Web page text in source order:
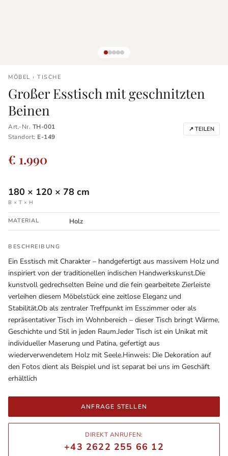
MÖBEL › TISCHE
Großer Esstisch mit geschnitzten
Beinen
Art.-Nr. TH-001
Standort: E-149
↗ TEILEN
€ 1.990
180 × 120 × 78 cm
B × T × H
MATERIAL Holz
BESCHREIBUNG
Ein Esstisch mit Charakter – handgefertigt aus massivem Holz und
inspiriert von der traditionellen indischen Handwerkskunst.Die
kunstvoll gedrechselten Beine und die fein gearbeitete Zierleiste
verleihen diesem Möbelstück eine zeitlose Eleganz und
Stabilität.Ob als zentraler Treffpunkt im Esszimmer oder als
repräsentativer Tisch im Wohnbereich – dieser Tisch bringt Wärme,
Geschichte und Stil in jeden Raum.Jeder Tisch ist ein Unikat mit
individueller Maserung und Patina, gefertigt aus
wiederverwendetem Holz mit Seele.Hinweis: Die Dekoration auf
den Fotos dient als Beispiel und ist separat bei uns im Geschäft
erhältlich
ANFRAGE STELLEN
DIREKT ANRUFEN:
+43 2622 255 66 12
Ausstellungsräume
Wiener Straße – Werkstraße 111
In WinStage
+43 2622 255 66 12